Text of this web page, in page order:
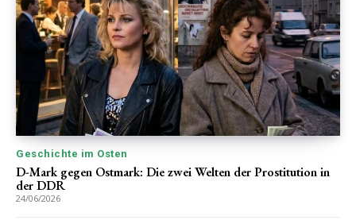
Geschichte im Osten
D-Mark gegen Ostmark: Die zwei Welten der Prostitution in
der DDR
24/06/2026